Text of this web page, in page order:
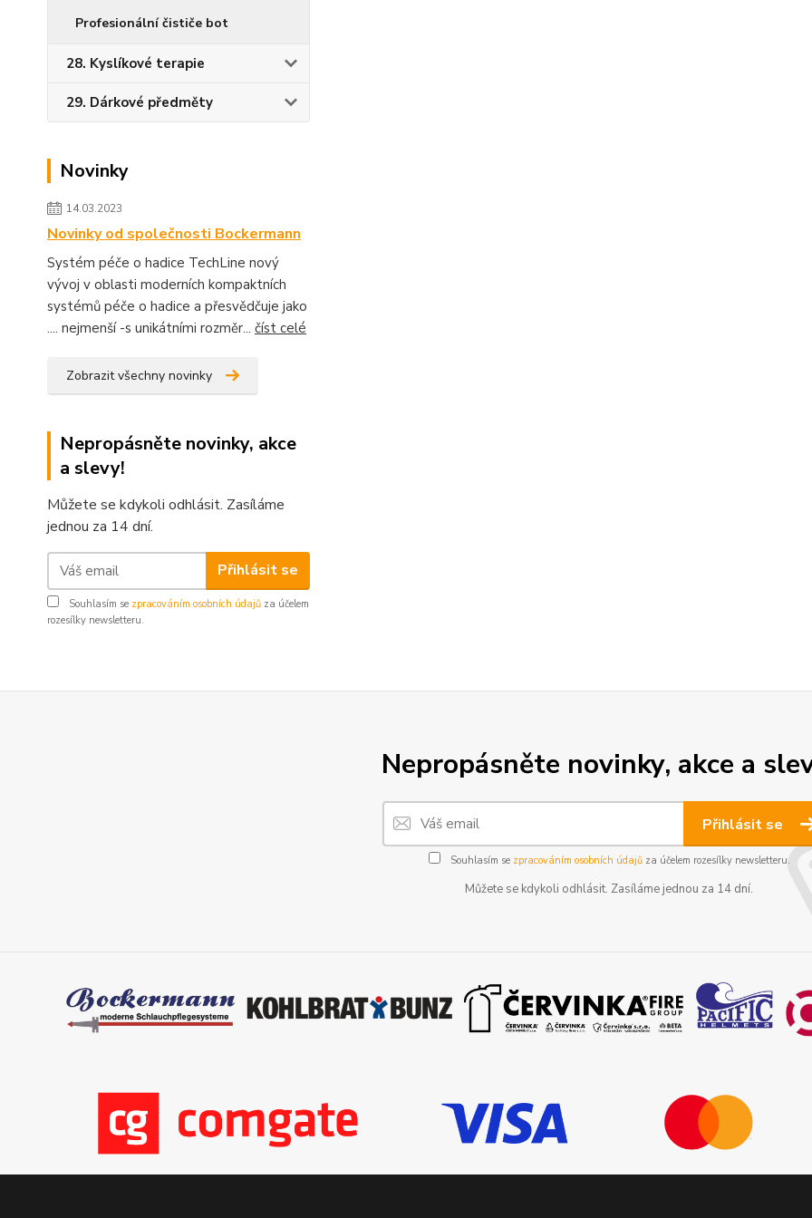
Profesionální čističe bot
28. Kyslíkové terapie
29. Dárkové předměty
Novinky
14.03.2023
Novinky od společnosti Bockermann
Systém péče o hadice TechLine nový
vývoj v oblasti moderních kompaktních
systémů péče o hadice a přesvědčuje jako
.... nejmenší -s unikátními rozměr... číst celé
Zobrazit všechny novinky
Nepropásněte novinky, akce
a slevy!
Můžete se kdykoli odhlásit. Zasíláme
jednou za 14 dní.
Přihlásit se
Souhlasím se zpracováním osobních údajů za účelem
rozesílky newsletteru.
Nepropásněte novinky, akce a
Přihlásit se
Souhlasím se zpracováním osobních údajůza účelem rozesílky newsletteru.
Můžete se kdykoli odhlásit. Zasíláme jednou za 14 dní.